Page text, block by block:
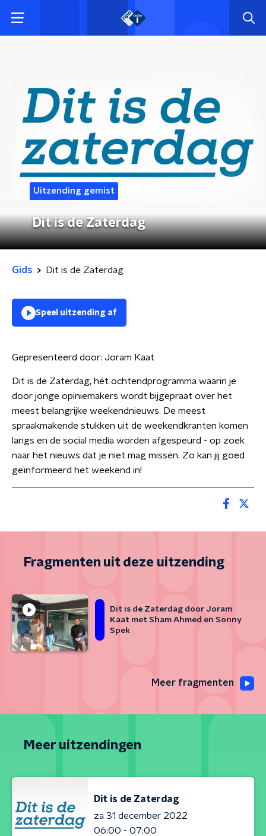
Uitzending gemist
Dit is de Zaterdag
Gids Dit is de Zaterdag
Speel uitzending af
Gepresenteerd door: Joram Kaat
Dit is de Zaterdag, hét ochtendprogramma waarin je
door jonge opiniemakers wordt bijgepraat over het
meest belangrijke weekendnieuws. De meest
spraakmakende stukken uit de weekendkranten komen
langs en de social media worden afgespeurd - op zoek
naar het nieuws dat je niet mag missen. Zo kan jij goed
geïnformeerd het weekend in!
Fragmenten uit deze uitzending
Dit is de Zaterdag door Joram
Kaat met Sham Ahmed en Sonny
Spek
Meer fragmenten
Meer uitzendingen
Dit is de Zaterdag
za 31 december 2022
06:00 - 07:00